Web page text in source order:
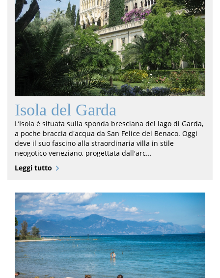
Isola del Garda
L’Isola è situata sulla sponda bresciana del lago di Garda,
a poche braccia d'acqua da San Felice del Benaco. Oggi
deve il suo fascino alla straordinaria villa in stile
neogotico veneziano, progettata dall'arc...
Leggi tutto